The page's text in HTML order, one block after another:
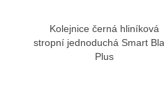
View more
Kolejnice černá hliníková
stropní jednoduchá Smart
Plus